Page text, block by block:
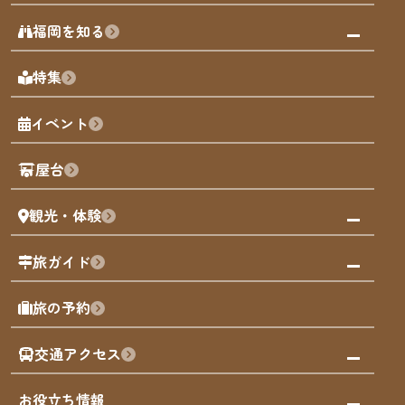
みんなの旅行記
天神エリア
博多旧市街
福岡城
歴史・文化
福岡を知る
福岡の見どころ
福岡の魅力
観光カレンダー
観光PR動画
まち歩き
福岡グルメ
福岡を楽しむ
福岡のアート
福岡のナイトタイム
福岡の歴史・文化
特集
イベント
屋台
観光・体験
観る・遊ぶ
屋台
買う
体験
泊まる
旅ガイド
モデルコース
AIおまかせコース
オリジナルプラン
みんなの旅行記
旅の予約
交通アクセス
市内交通ガイド
お役立ち情報